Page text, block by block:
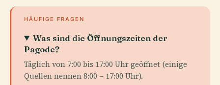
HÄUFIGE FRAGEN
Was sind die Öffnungszeiten der
Pagode?
Täglich von 7:00 bis 17:00 Uhr geöffnet (einige
Quellen nennen 8:00 – 17:00 Uhr).